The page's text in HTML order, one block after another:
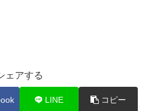
ェアする
LINE コピー